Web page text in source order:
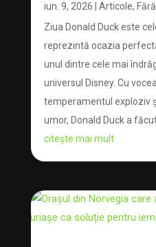
iun. 9, 2026 Articole,
Ziua Donald Duck este
reprezintă ocazia
unul dintre cele mai
universul Disney. Cu
temperamentul exploziv
umor, Donald Duck a
citește mai mult